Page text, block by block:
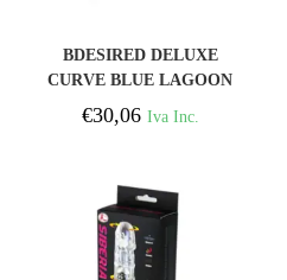
BDESIRED DELUXE
CURVE BLUE LAGOON
€30,06 Iva Inc.